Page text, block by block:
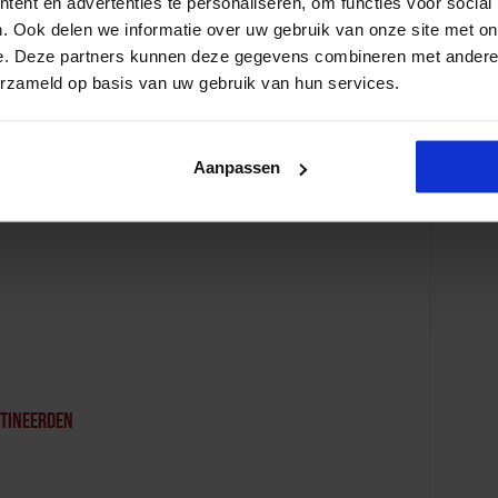
Ook delen we informatie over uw gebruik van onze site met
Deze partners kunnen deze gegevens combineren met
op basis van uw gebruik van hun services.
Aanpassen
en kindermishandelingleert u hoe u samen met uw
van huiselijk geweld en kindermishandeling in uw
batenanalyse met betrekking tot de aanpak van
Mail het naar